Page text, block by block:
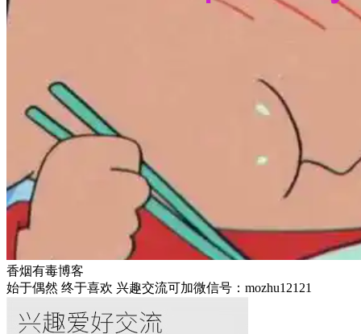
香烟有毒博客
始于偶然 终于喜欢 兴趣交流可加微信号：mozhu12121